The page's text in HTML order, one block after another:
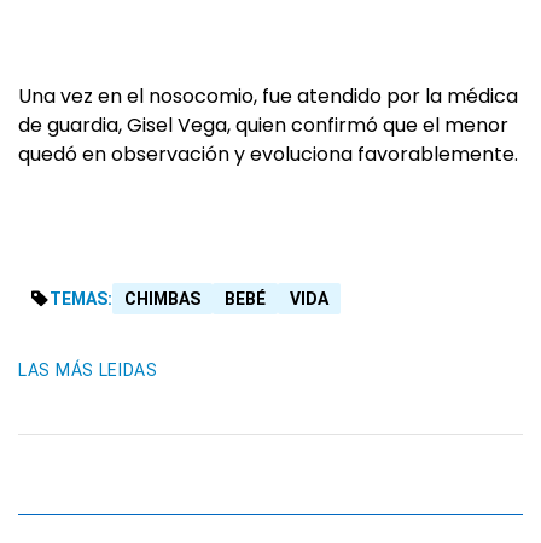
Una vez en el nosocomio, fue atendido por la médica
de guardia, Gisel Vega, quien confirmó que el menor
quedó en observación y evoluciona favorablemente.
TEMAS: CHIMBAS BEBÉ VIDA
LAS MÁS LEIDAS